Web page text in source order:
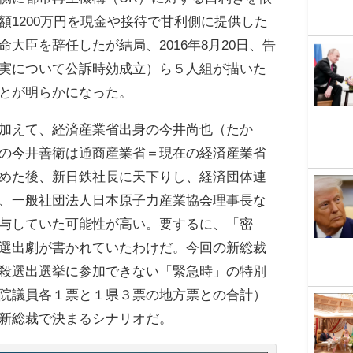
1200万円を現金や接待で甘利側に提供した
大臣を辞任したが結局、2016年8月20日、告
について公訴時効成立）ら５人組が描いた
が明らかになった。
えて、経済産業省出身の今井尚也（たか
今井善衛は通商産業省＝現在の経済産業省
た後、新日鉄社長に天下りし、経済団体連
一般社団法人日本原子力産業協会理事長な
していた可能性が高い。要するに、「密
出劇が書かれていたわけだ。今回の新総裁
選出選挙に参加できない「緊急時」の特別
議員各１票と１県３票の地方票との合計）
総裁で決まるシナリオだ。